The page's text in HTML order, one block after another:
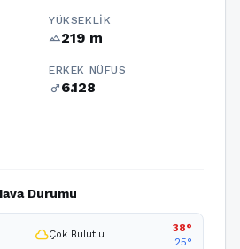
YÜKSEKLIK
terrain219 m
ERKEK NÜFUS
male6.128
Durumu
cloudÇok Bulutlu
38°
25°